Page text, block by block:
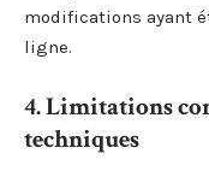
modifications ayant
ligne.
4. Limitations
techniques